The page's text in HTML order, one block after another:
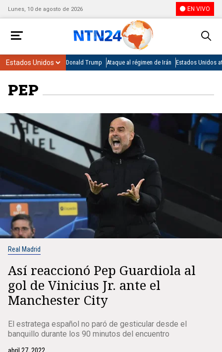
Lunes, 10 de agosto de 2026 EN VIVO
Donald Trump Ataque al régimen de Irán Estados Unidos
PEP
Real Madrid
Así reaccionó Pep Guardiola al
gol de Vinicius Jr. ante el
Manchester City
El estratega español no paró de gesticular desde el
banquillo durante los 90 minutos del encuentro